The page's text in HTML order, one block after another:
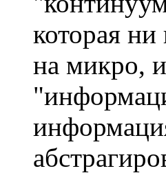
которая
на микро,